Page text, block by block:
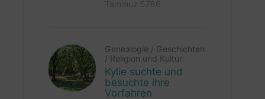
Genealogie / Geschichten
/ Religion und Kultur
Kylie suchte und
besuchte ihre
Vorfahren